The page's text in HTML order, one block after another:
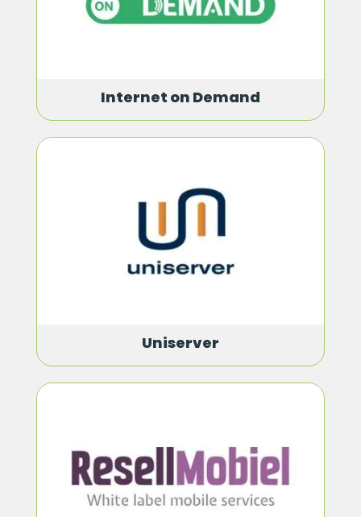
Internet on Demand
Uniserver